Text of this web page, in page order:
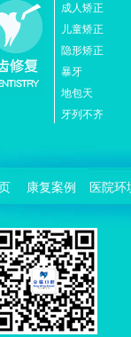
成人矫正
儿童矫正
隐形矫正
暴牙
地包天
牙列不齐
康复案例 医院环